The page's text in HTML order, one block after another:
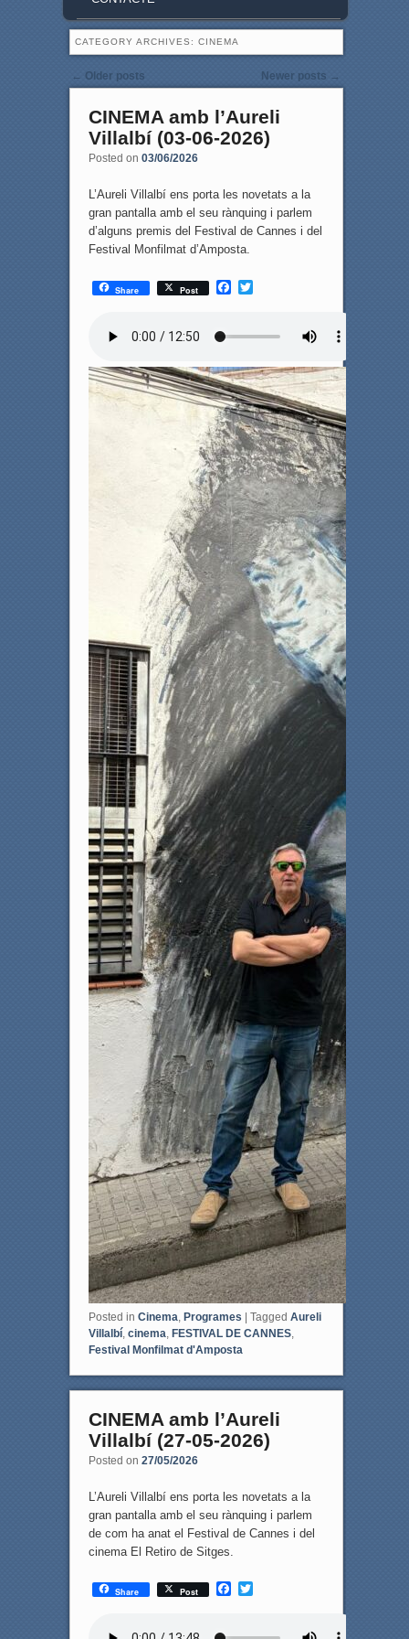
CATEGORY ARCHIVES: CINEMA
Post navigation
← Older posts Newer posts →
CINEMA amb l’Aureli
Villalbí (03-06-2026)
Posted on 03/06/2026
L’Aureli Villalbí ens porta les novetats a la
gran pantalla amb el seu rànquing i parlem
d’alguns premis del Festival de Cannes i del
Festival Monfilmat d’Amposta.
Share Post
F
o
k
T
r
Posted in Cinema Programes | Tagged Aureli
Villalbí, cinema FESTIVAL DE CANNES,
Festival Monfilmat d'Amposta
CINEMA amb l’Aureli
Villalbí (27-05-2026)
Posted on 27/05/2026
L’Aureli Villalbí ens porta les novetats a la
gran pantalla amb el seu rànquing i parlem
de com ha anat el Festival de Cannes i del
cinema El Retiro de Sitges.
Share Post
F
T